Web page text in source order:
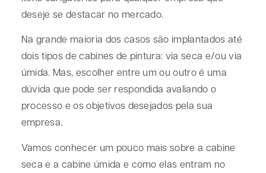
deseje se destacar no mercado.
Na grande maioria dos casos são implantados até
dois tipos de cabines de pintura: via seca e/ou via
úmida. Mas, escolher entre um ou outro é uma
dúvida que pode ser respondida avaliando o
processo e os objetivos desejados pela sua
empresa.
Vamos conhecer um pouco mais sobre a cabine
seca e a cabine úmida e como elas entram no